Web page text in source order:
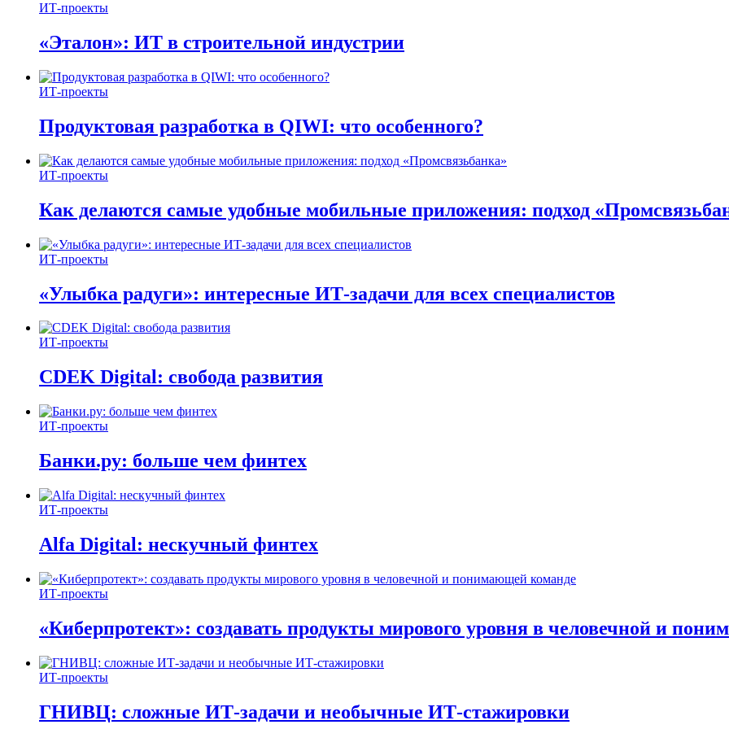
ИТ-проекты
«Эталон»: ИТ в строительной индустрии
ИТ-проекты
Продуктовая разработка в QIWI: что особенного?
ИТ-проекты
Как делаются самые удобные мобильные приложения: подход
ИТ-проекты
«Улыбка радуги»: интересные ИТ-задачи для всех специалистов
ИТ-проекты
CDEK Digital: свобода развития
ИТ-проекты
Банки.ру: больше чем финтех
ИТ-проекты
Alfa Digital: нескучный финтех
ИТ-проекты
«Киберпротект»: создавать продукты мирового уровня в человечной и
ИТ-проекты
ГНИВЦ: сложные ИТ‑задачи и необычные ИТ‑стажировки